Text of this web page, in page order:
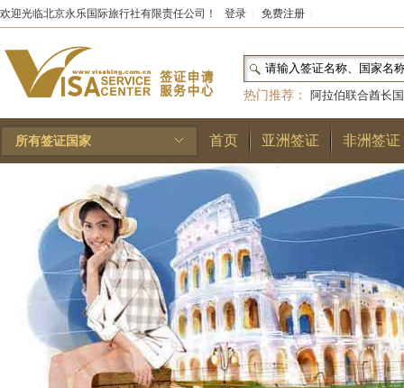
欢迎光临北京永乐国际旅行社有限责任公司！ 登录 免费注册
热门推荐：
阿拉伯联合酋长国
和国|布基纳法索|巴勒斯坦
林王国|安道尔公国|
所有签证国家 首页 亚洲签证 非洲签证